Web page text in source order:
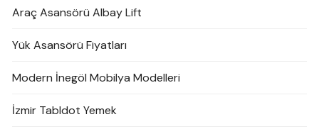
Araç Asansörü Albay Lift
Yük Asansörü Fiyatları
Modern İnegöl Mobilya Modelleri
İzmir Tabldot Yemek